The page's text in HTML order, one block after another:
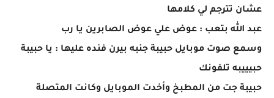
عشان تترجم لي كلامها
عبد الله بتعب : عوض علي عوض الصابرين يا رب
وسمع صوت موبايل حبيبة جنبه بيرن فنده عليها : يا حبيبة
حبيييبه تلفونك
حبيبة جت من المطبخ وأخدت الموبايل وكانت المتصلة